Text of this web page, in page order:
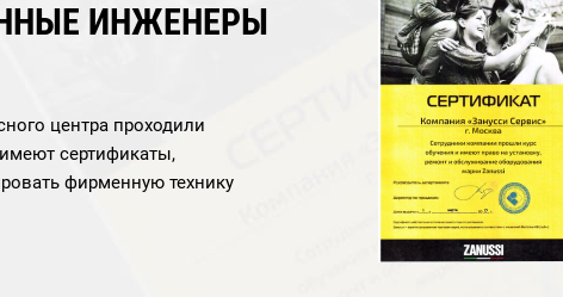
ИНЖЕНЕРЫ
центра проходили
сертификаты,
фирменную технику